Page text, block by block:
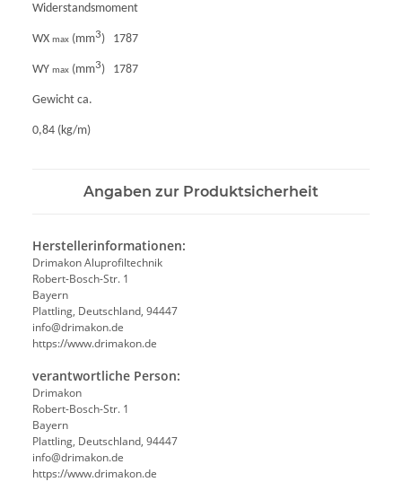
Widerstandsmoment
WX max (mm3) 1787
WY max (mm3) 1787
Gewicht ca.
0,84 (kg/m)
Angaben zur Produktsicherheit
Herstellerinformationen:
Drimakon Aluprofiltechnik
Robert-Bosch-Str. 1
Bayern
Plattling, Deutschland, 94447
info@drimakon.de
https://www.drimakon.de
verantwortliche Person:
Drimakon
Robert-Bosch-Str. 1
Bayern
Plattling, Deutschland, 94447
info@drimakon.de
https://www.drimakon.de